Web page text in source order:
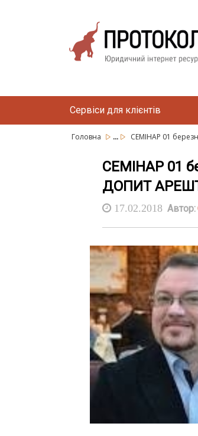
Сервіси для клієнтів
Головна ... СЕМІНАР 01
СЕМІНАР 01
ДОПИТ
17.02.2018 Автор: